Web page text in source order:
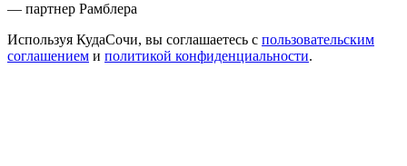
— партнер Рамблера
Используя КудаСочи, вы соглашаетесь с пользовательским
соглашением и политикой конфиденциальности.